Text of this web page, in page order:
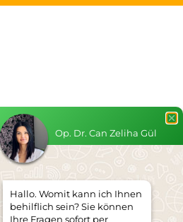
Op. Dr. Can Zeliha Gül
Hallo. Womit kann ich Ihnen
behilflich sein? Sie können
Ihre Fragen sofort per